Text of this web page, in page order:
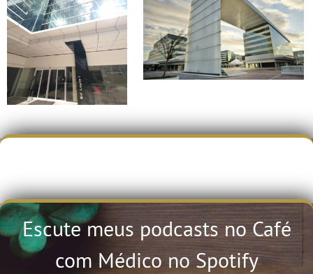
Escute meus podcasts no Café
com Médico no Spotify